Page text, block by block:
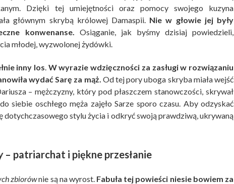
Dzięki tej umiejętności oraz pomocy swojego kuzyna
głównym skrybą królowej Damaspii. Nie w głowie jej były
konwenanse.
Osiąganie, jak byśmy dzisiaj powiedzieli,
młodej, wyzwolonej żydówki.
inny los W wyrazie wdzięczności za zasługi w rozwiązaniu
wydać Sarę za mąż. Od tej pory uboga skryba miała wejść
– mężczyzny, który pod płaszczem stanowczości, skrywał
siebie oschłego męża zajęło Sarze sporo czasu. Aby odzyskać
dotychczasowego stylu życia i odkryć swoją prawdziwą, ukrywaną
– patriarchat i piękne przesłanie
zbiorównie są na wyrost. Fabuła tej powieści niesie bowiem za